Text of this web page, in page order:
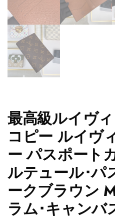
最高級ルイヴ
コピー ルイヴ
ー パスポート
ルテュール･パ
ークブラウン
ラム･キャンバ